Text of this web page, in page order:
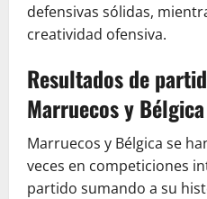
defensivas sólidas,
creatividad ofensiva.
Resultados de
Marruecos y Bélgica
Marruecos y Bélgica se
veces en competiciones
partido sumando a su